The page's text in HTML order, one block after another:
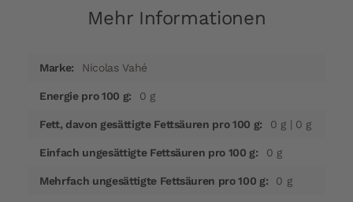
Mehr Informationen
InformationenNicolas Vahé
0 g
0 g | 0 g
0 g
0 g